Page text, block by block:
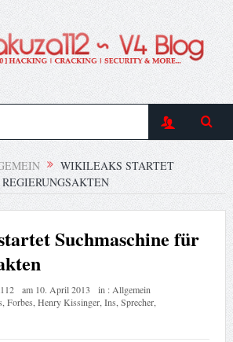
WIKILEAKS STARTET
Suchmaschine für
am 10. April 2013 in : Allgemein
Forbes Henry Kissinger, Ins Sprecher,